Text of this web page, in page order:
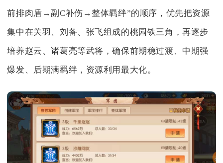
前排肉盾→副C补伤→整体羁绊”的顺序，优先把资源
集中在关羽、刘备、张飞组成的桃园铁三角，再逐步
培养赵云、诸葛亮等武将，确保前期稳过渡、中期强
爆发、后期满羁绊，资源利用最大化。